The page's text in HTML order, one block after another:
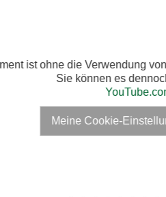
ist ohne die Verwendung
Sie können es
Meine Cookie-